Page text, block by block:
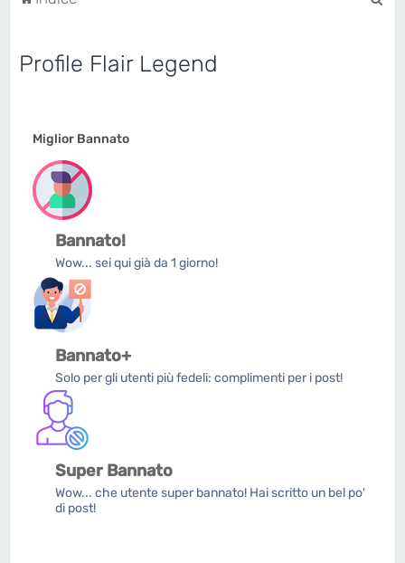
Profile Flair Legend
Miglior Bannato
Bannato!
Wow... sei qui già da 1 giorno!
Bannato+
Solo per gli utenti più fedeli: complimenti per i post!
Super Bannato
Wow... che utente super bannato! Hai scritto un bel po'
di post!